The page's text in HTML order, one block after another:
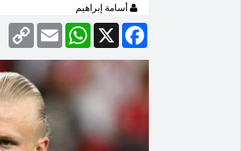
أسامة إبراهيم
Facebook
X
WhatsApp
Email
Copy
Link